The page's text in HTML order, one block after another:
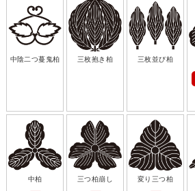
中陰二つ蔓鬼柏 三枚抱き柏 三枚並び柏
中柏 三つ柏崩し 変り三つ柏